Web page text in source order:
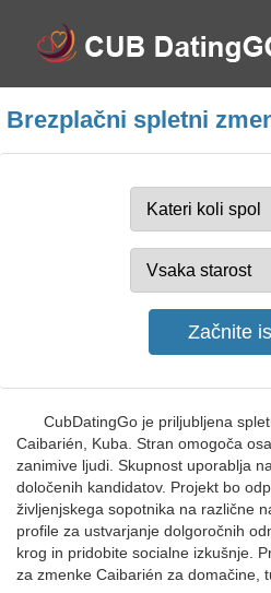
Brezplačni spletni
CubDatingGo je priljubljena
Caibarién, Kuba. Stran omogoča
zanimive ljudi. Skupnost uporablja
določenih kandidatov. Projekt bo
življenjskega sopotnika na različne
profile za ustvarjanje dolgoročnih
krog in pridobite socialne izkušnje.
za zmenke Caibarién za domačine,